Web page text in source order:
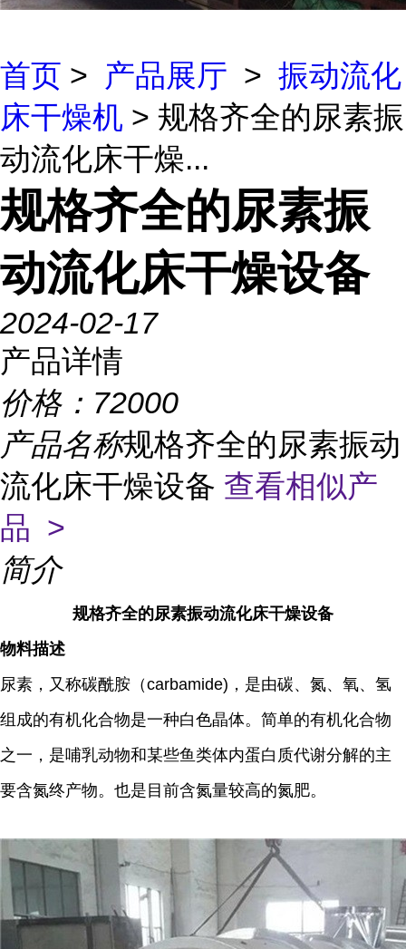
首页 > 产品展厅 > 振动流化
床干燥机 > 规格齐全的尿素振
动流化床干燥...
规格齐全的尿素振
动流化床干燥设备
2024-02-17
产品详情
价格： 72000
产品名称规格齐全的尿素振动
流化床干燥设备 查看相似产
品 >
简介
规格齐全的尿素振动流化床干燥设备
物料描述
尿素，又称碳酰胺（carbamide)，是由碳、氮、氧、氢
组成的有机化合物是一种白色晶体。简单的有机化合物
之一，是哺乳动物和某些鱼类体内蛋白质代谢分解的主
要含氮终产物。也是目前含氮量较高的氮肥。